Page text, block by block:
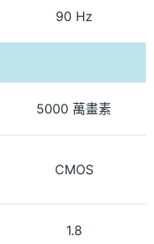
90 Hz
5000 萬畫素
CMOS
1.8